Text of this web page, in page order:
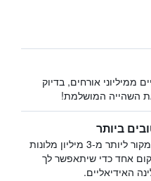
ממיליוני אורחים, בדיוק
השהייה המושלמת!
ביותר
HotelsCombined הוא מקור ליותר מ-3 מיליון מלונות
אחד כדי שיתאפשר לך
האידיאליים.